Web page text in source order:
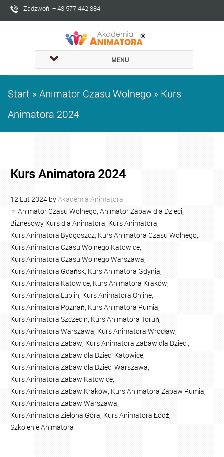
Zadzwoń + 48 577 442 884
MENU
Start »Animator Czasu Wolnego» Kurs
Animatora 2024
Kurs Animatora 2024
12 Lut2024 byAkademia Animatora
» Animator Czasu Wolnego, Animator Zabaw dla Dzieci,
Biznesowy Kurs dla Animatora, Kurs Animatora,
Kurs Animatora Bydgoszcz, Kurs Animatora Czasu Wolnego,
Kurs Animatora Czasu Wolnego Katowice,
Kurs Animatora Czasu Wolnego Warszawa,
Kurs Animatora Gdańsk, Kurs Animatora Gdynia,
Kurs Animatora Katowice, Kurs Animatora Kraków,
Kurs Animatora Lublin, Kurs Animatora Online,
Kurs Animatora Poznań, Kurs Animatora Rumia,
Kurs Animatora Szczecin, Kurs Animatora Toruń,
Kurs Animatora Warszawa, Kurs Animatora Wrocław,
Kurs Animatora Zabaw, Kurs Animatora Zabaw dla Dzieci,
Kurs Animatora Zabaw dla Dzieci Katowice,
Kurs Animatora Zabaw dla Dzieci Warszawa,
Kurs Animatora Zabaw Katowice,
Kurs Animatora Zabaw Kraków, Kurs Animatora Zabaw Rumia,
Kurs Animatora Zabaw Warszawa,
Kurs Animatora Zielona Góra, Kurs Animatora Łódź,
Szkolenie Animatora